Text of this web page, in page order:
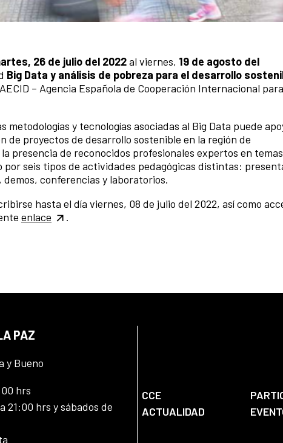
26 de julio del 2022al viernes, 19 de agosto del
Big Data y análisis de pobreza para el desarrollo
– Agencia Española de Cooperación Internacional
y tecnologías asociadas al Big Data puede
de proyectos de desarrollo sostenible en la región de
presencia de reconocidos profesionales expertos en
seis tipos de actividades pedagógicas distintas:
conferencias y laboratorios.
hasta el día viernes, 08 de julio del 2022, así como
enlace
.
PAZ
y Bueno
hrs
21:00 hrs y sábados de
CCE
ACTUALIDAD